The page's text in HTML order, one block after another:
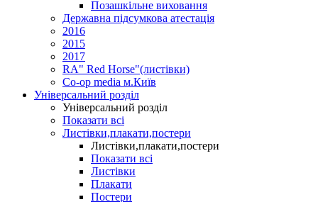
Позашкільне виховання
Державна підсумкова атестація
2016
2015
2017
RA" Red Horse"(листівки)
Co-op media м.Київ
Універсальний розділ
Універсальний розділ
Показати всі
Листівки,плакати,постери
Листівки,плакати,постери
Показати всі
Листівки
Плакати
Постери